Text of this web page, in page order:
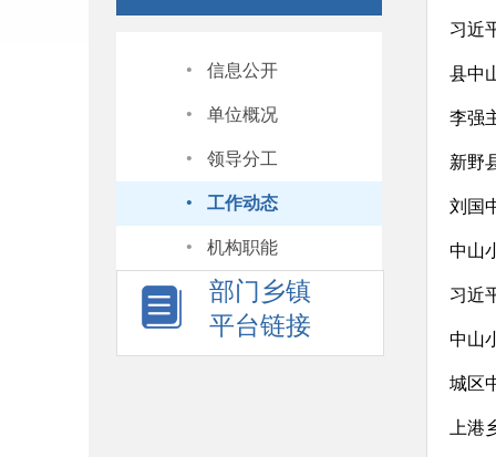
· 信息公开
· 单位概况
· 领导分工
· 工作动态
· 机构职能
部门乡镇
平台链接
习近
县中
李强
新野
刘国
中山
习近
中山
城区
上